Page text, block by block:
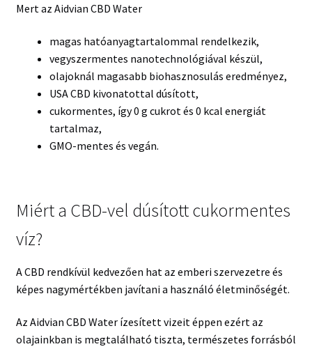
Mert az Aidvian CBD Water
magas hatóanyagtartalommal rendelkezik,
vegyszermentes nanotechnológiával készül,
olajoknál magasabb biohasznosulás eredményez,
USA CBD kivonatottal dúsított,
cukormentes, így 0 g cukrot és 0 kcal energiát
tartalmaz,
GMO-mentes és vegán.
Miért a CBD-vel dúsított cukormentes
víz?
A CBD rendkívül kedvezően hat az emberi szervezetre és
képes nagymértékben javítani a használó életminőségét.
Az Aidvian CBD Water ízesített vizeit éppen ezért az
olajainkban is megtalálható tiszta, természetes forrásból